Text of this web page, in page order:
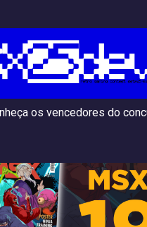
os vencedores do